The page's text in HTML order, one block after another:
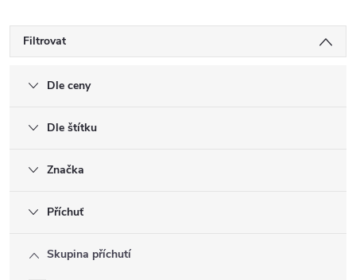
Filtrovat
Dle ceny
Dle štítku
Značka
Příchuť
Skupina příchutí